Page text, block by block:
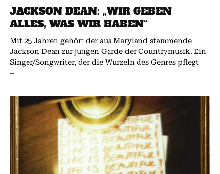
JACKSON DEAN: „WIR GEBEN
ALLES, WAS WIR HABEN“
Mit 25 Jahren gehört der aus Maryland stammende
Jackson Dean zur jungen Garde der Countrymusik. Ein
Singer/Songwriter, der die Wurzeln des Genres pflegt
–...